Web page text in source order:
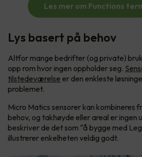
Les mer om Functions
Lys basert på behov
Altfor mange bedrifter (og private)
opp rom hvor ingen oppholder seg.
tilstedeværelse er den enkleste
problemet.
Micro Matics sensorer kan kombineres
behov, og takhøyde eller areal er ingen
beskriver de det som “å bygge med
illustrerer enkelheten veldig godt.